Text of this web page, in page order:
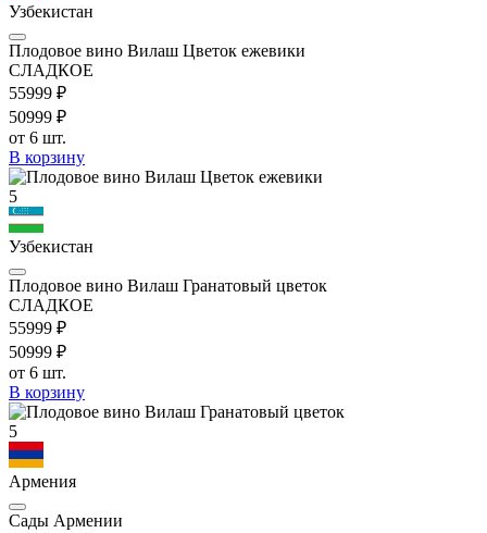
Узбекистан
Плодовое вино Вилаш Цветок ежевики
СЛАДКОЕ
55999 ₽
50999 ₽
от 6 шт.
В корзину
5
Узбекистан
Плодовое вино Вилаш Гранатовый цветок
СЛАДКОЕ
55999 ₽
50999 ₽
от 6 шт.
В корзину
5
Армения
Сады Армении